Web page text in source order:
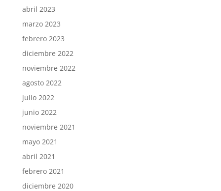
abril 2023
marzo 2023
febrero 2023
diciembre 2022
noviembre 2022
agosto 2022
julio 2022
junio 2022
noviembre 2021
mayo 2021
abril 2021
febrero 2021
diciembre 2020